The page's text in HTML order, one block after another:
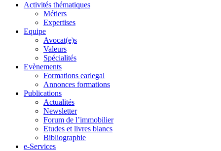
Activités thématiques
Métiers
Expertises
Equipe
Avocat(e)s
Valeurs
Spécialités
Evènements
Formations earlegal
Annonces formations
Publications
Actualités
Newsletter
Forum de l’immobilier
Etudes et livres blancs
Bibliographie
e-Services